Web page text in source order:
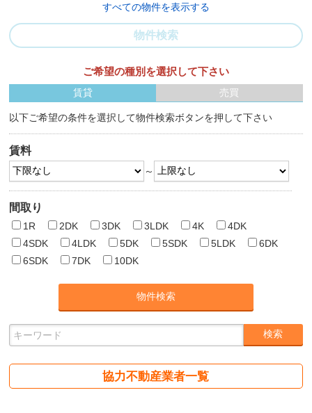
すべての物件を表示する
物件検索
ご希望の種別を選択して下さい
賃貸 売買
以下ご希望の条件を選択して物件検索ボタンを押して下さい
賃料
～
間取り
1R 2DK 3DK 3LDK 4K
4DK
4SDK
4LDK 5DK 5SDK 5LDK
6DK
6SDK
7DK 10DK
協力不動産業者一覧